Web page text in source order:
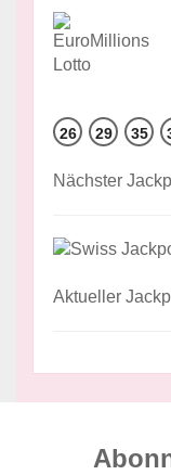
26 29 35
Nächster
Aktueller